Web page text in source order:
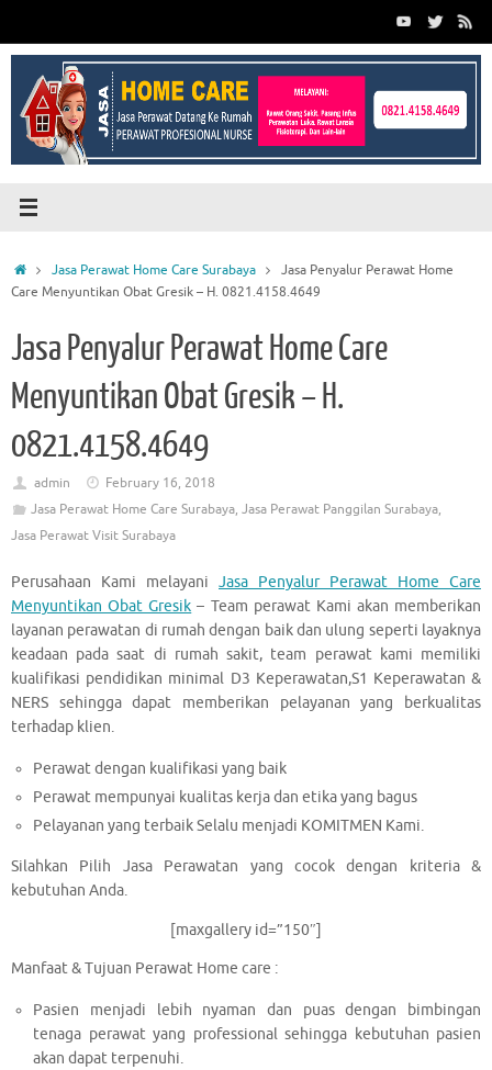
content
HomeJasa Perawat Home Care Surabaya
Jasa Penyalur Perawat Home
Care Menyuntikan Obat Gresik – H. 0821.4158.4649
Jasa Penyalur Perawat Home Care
Menyuntikan Obat Gresik – H.
0821.4158.4649
admin
February 16, 2018
Jasa Perawat Home Care Surabaya, Jasa Perawat Panggilan Surabaya,
Jasa Perawat Visit Surabaya
Perusahaan Kami melayani Jasa Penyalur Perawat Home Care
Menyuntikan Obat Gresik – Team perawat Kami akan memberikan
layanan perawatan di rumah dengan baik dan ulung seperti layaknya
keadaan pada saat di rumah sakit, team perawat kami memiliki
kualifikasi pendidikan minimal D3 Keperawatan,S1 Keperawatan &
NERS sehingga dapat memberikan pelayanan yang berkualitas
terhadap klien.
Perawat dengan kualifikasi yang baik
Perawat mempunyai kualitas kerja dan etika yang bagus
Pelayanan yang terbaik Selalu menjadi KOMITMEN Kami.
Silahkan Pilih Jasa Perawatan yang cocok dengan kriteria &
kebutuhan Anda.
[maxgallery id=”150″]
Manfaat & Tujuan Perawat Home care :
Pasien menjadi lebih nyaman dan puas dengan bimbingan
tenaga perawat yang professional sehingga kebutuhan pasien
akan dapat terpenuhi.